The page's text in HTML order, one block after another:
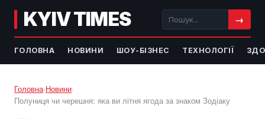
KYIV TIMES →
ГОЛОВНА НОВИНИ ШОУ-БІЗНЕС ТЕХНОЛОГІЇ
Головна›Новини›
Полуниця чи черешня: яка ви літня ягода за знаком Зодіаку